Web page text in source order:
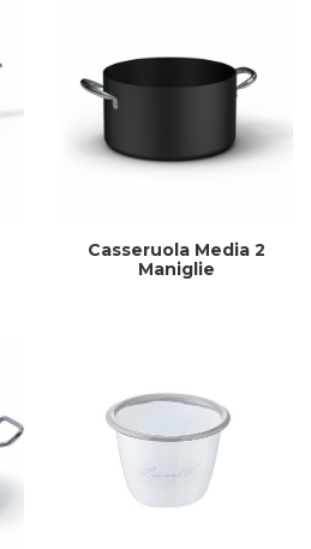
Casseruola Media 2
Maniglie